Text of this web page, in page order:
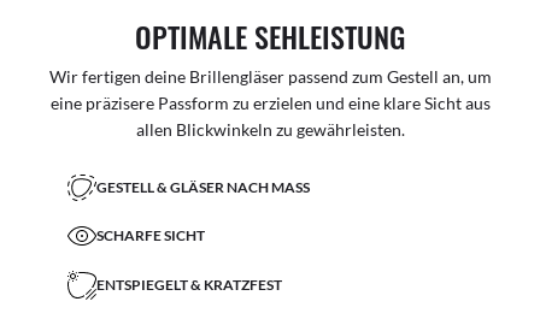
OPTIMALE SEHLEISTUNG
Wir fertigen deine Brillengläser passend zum Gestell an, um
eine präzisere Passform zu erzielen und eine klare Sicht aus
allen Blickwinkeln zu gewährleisten.
GESTELL & GLÄSER NACH MASS
SCHARFE SICHT
ENTSPIEGELT & KRATZFEST